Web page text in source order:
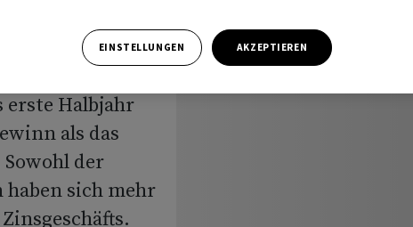
erste Halbjahr
als das
der
haben sich mehr
EINSTELLUNGEN AKZEPTIEREN